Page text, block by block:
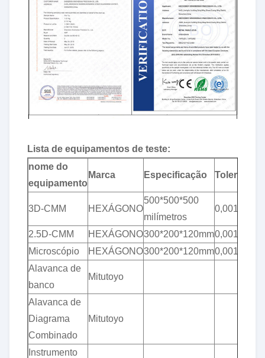
Lista de equipamentos de teste:
nome do
equipamento
Marca Especificação Tolerância
3D-CMM HEXÁGONO
500*500*500
milímetros
0,001 mm
2.5D-CMM HEXÁGONO300*200*120mm0,001 mm
Microscópio
HEXÁGONO300*200*120mm0,001 mm
Alavanca de
banco
Mitutoyo
Alavanca de
Diagrama
Combinado
Mitutoyo
Instrumento